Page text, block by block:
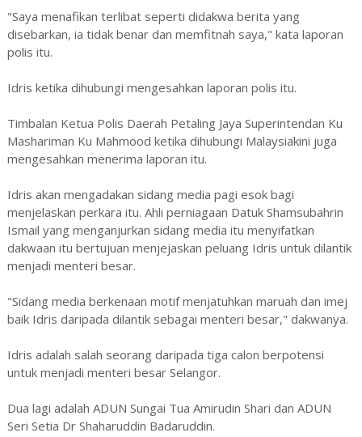
"Saya menafikan terlibat seperti didakwa berita yang
disebarkan, ia tidak benar dan memfitnah saya," kata laporan
polis itu.
Idris ketika dihubungi mengesahkan laporan polis itu.
Timbalan Ketua Polis Daerah Petaling Jaya Superintendan Ku
Mashariman Ku Mahmood ketika dihubungi Malaysiakini juga
mengesahkan menerima laporan itu.
Idris akan mengadakan sidang media pagi esok bagi
menjelaskan perkara itu. Ahli perniagaan Datuk Shamsubahrin
Ismail yang menganjurkan sidang media itu menyifatkan
dakwaan itu bertujuan menjejaskan peluang Idris untuk dilantik
menjadi menteri besar.
"Sidang media berkenaan motif menjatuhkan maruah dan imej
baik Idris daripada dilantik sebagai menteri besar," dakwanya.
Idris adalah salah seorang daripada tiga calon berpotensi
untuk menjadi menteri besar Selangor.
Dua lagi adalah ADUN Sungai Tua Amirudin Shari dan ADUN
Seri Setia Dr Shaharuddin Badaruddin.